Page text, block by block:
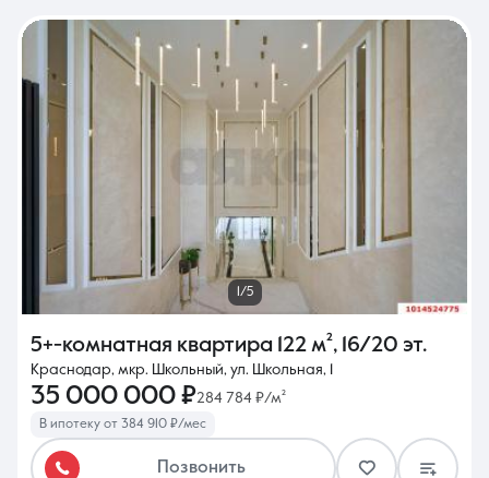
1/5
5+-комнатная квартира 122 м², 16/20 эт.
Краснодар, мкр. Школьный, ул. Школьная, 1
35 000 000 ₽284 784 ₽/м²
В ипотеку от 384 910 ₽/мес
Позвонить